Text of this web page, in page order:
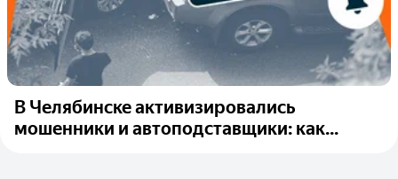
В Челябинске активизировались
мошенники и автоподставщики: как...